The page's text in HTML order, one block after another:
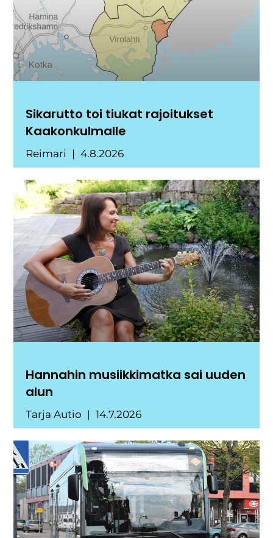
Sikarutto toi tiukat rajoitukset
Kaakonkulmalle
Reimari 4.8.2026
Hannahin musiikkimatka sai uuden
alun
Tarja Autio 14.7.2026